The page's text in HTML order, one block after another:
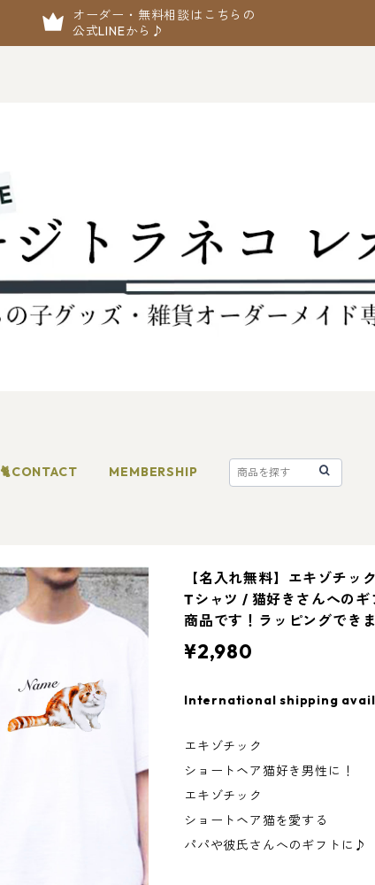
オーダー・無料相談はこちらの
公式LINEから♪
🐈CONTACT MEMBERSHIP
【名入れ無料】エキゾチッ
Tシャツ / 猫好きさんへの
商品です！ラッピングでき
¥2,980
International shipping
エキゾチック
ショートヘア猫好き男性に！
エキゾチック
ショートヘア猫を愛する
パパや彼氏さんへのギフトに♪